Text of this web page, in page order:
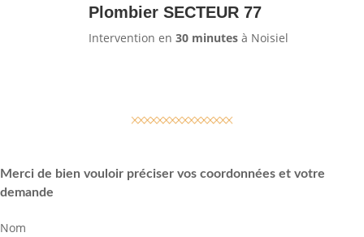
Plombier SECTEUR 77
Intervention en 30 minutesà Noisiel
Merci de bien vouloir préciser vos coordonnées et votre
demande
Nom